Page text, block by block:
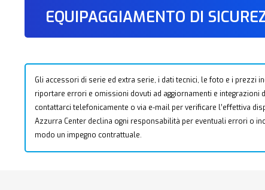
EQUIPAGGIAMENTO DI
Gli accessori di serie ed extra serie, i dati tecnici, le foto e i prezzi
riportare errori e omissioni dovuti ad aggiornamenti e integrazioni
contattarci telefonicamente o via e-mail per verificare l’effettiva
Azzurra Center declina ogni responsabilità per eventuali errori o
modo un impegno contrattuale.